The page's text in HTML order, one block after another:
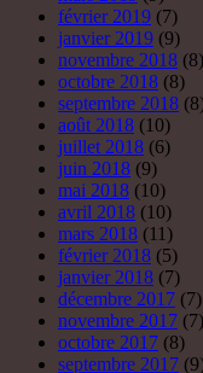
décembre 2017(7)
novembre 2017(7)
octobre 2017(8)
septembre 2017(9)
août 2017(2)
juillet 2017(1)
juin 2017(7)
mai 2017(5)
avril 2017 (5)
mars 2017(5)
février 2017(4)
janvier 2017 (5)
décembre 2016(7)
novembre 2016(5)
octobre 2016(5)
septembre 2016(8)
août 2016(6)